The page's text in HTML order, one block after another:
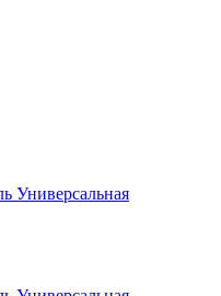
Универсальная